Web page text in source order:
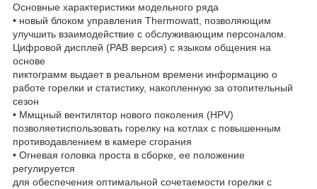
Основные характеристики модельного ряда
• новый блоком управления Thermowatt, позволяющим
улучшить взаимодействие с обслуживающим персоналом.
Цифровой дисплей (PAB версия) с языком общения на
основе
пиктограмм выдает в реальном времени информацию о
работе горелки и статистику, накопленную за отопительный
сезон
• Ммщный вентилятор нового поколения (HPV)
позволяетиспользовать горелку на котлах с повышенным
противодавлением в камере сгорания
• Огневая головка проста в сборке, ее положение
регулируется
для обеспечения оптимальной сочетаемости горелки с